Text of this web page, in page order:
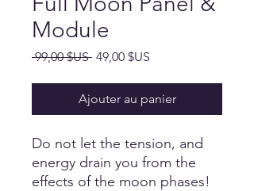
Module
99,00 $US Prix
49,00 $US
Ajouter au panier
Do not let the tension, and
energy drain you from the
effects of the moon phases!